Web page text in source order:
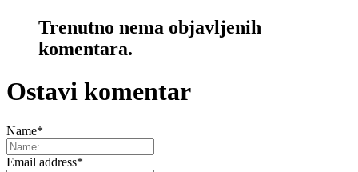
Trenutno nema objavljenih
komentara.
Ostavi komentar
Name*
Email address*